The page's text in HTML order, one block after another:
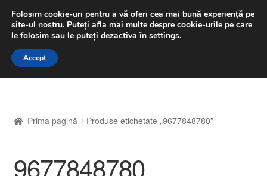
LIVRARE de la 33 lei
luni-vineri 9 a.m. - 4 p.m.031 229 6816
Sari
Sari
A lua legatura
Contul meu
Prima pagină Produse etichetate „9677848780”
9677848780
Folosim cookie-uri pentru a vă oferi cea mai bună experiență pe
site-ul nostru. Puteți afla mai multe despre cookie-urile pe care
le folosim sau le puteți dezactiva în settings.
Accept